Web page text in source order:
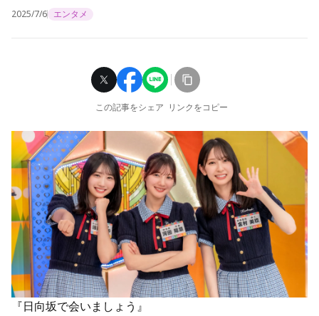
2025/7/6 エンタメ
この記事をシェア リンクをコピー
『日向坂で会いましょう』